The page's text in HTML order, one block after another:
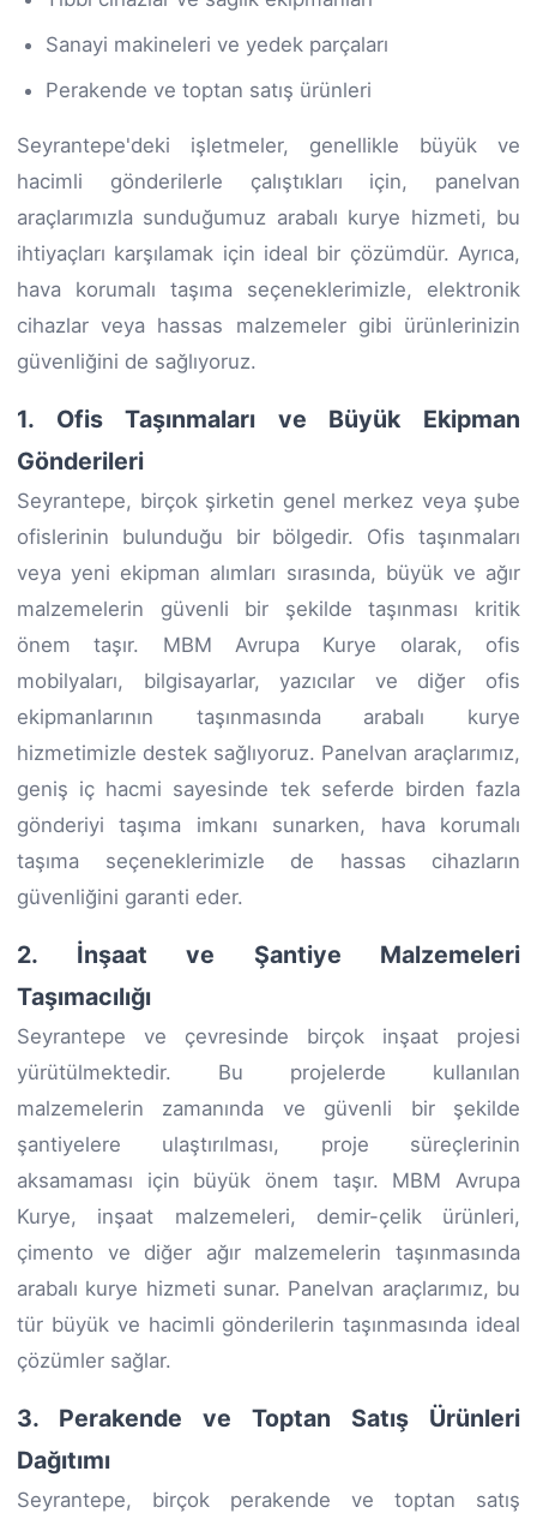
Sanayi makineleri ve yedek parçaları
Perakende ve toptan satış ürünleri
Seyrantepe'deki işletmeler, genellikle büyük ve
hacimli gönderilerle çalıştıkları için, panelvan
araçlarımızla sunduğumuz arabalı kurye hizmeti, bu
ihtiyaçları karşılamak için ideal bir çözümdür. Ayrıca,
hava korumalı taşıma seçeneklerimizle, elektronik
cihazlar veya hassas malzemeler gibi ürünlerinizin
güvenliğini de sağlıyoruz.
1. Ofis Taşınmaları ve Büyük Ekipman
Gönderileri
Seyrantepe, birçok şirketin genel merkez veya şube
ofislerinin bulunduğu bir bölgedir. Ofis taşınmaları
veya yeni ekipman alımları sırasında, büyük ve ağır
malzemelerin güvenli bir şekilde taşınması kritik
önem taşır. MBM Avrupa Kurye olarak, ofis
mobilyaları, bilgisayarlar, yazıcılar ve diğer ofis
ekipmanlarının taşınmasında arabalı kurye
hizmetimizle destek sağlıyoruz. Panelvan araçlarımız,
geniş iç hacmi sayesinde tek seferde birden fazla
gönderiyi taşıma imkanı sunarken, hava korumalı
taşıma seçeneklerimizle de hassas cihazların
güvenliğini garanti eder.
2. İnşaat ve Şantiye Malzemeleri
Taşımacılığı
Seyrantepe ve çevresinde birçok inşaat projesi
yürütülmektedir. Bu projelerde kullanılan
malzemelerin zamanında ve güvenli bir şekilde
şantiyelere ulaştırılması, proje süreçlerinin
aksamaması için büyük önem taşır. MBM Avrupa
Kurye, inşaat malzemeleri, demir-çelik ürünleri,
çimento ve diğer ağır malzemelerin taşınmasında
arabalı kurye hizmeti sunar. Panelvan araçlarımız, bu
tür büyük ve hacimli gönderilerin taşınmasında ideal
çözümler sağlar.
3. Perakende ve Toptan Satış Ürünleri
Dağıtımı
Seyrantepe, birçok perakende ve toptan satış